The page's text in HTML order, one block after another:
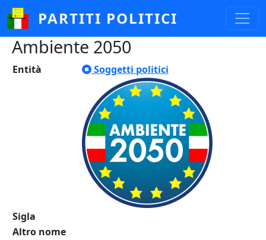
Salta al contenuto principale
PARTITI POLITICI
Ambiente 2050
Entità Soggetti politici
Sigla
Altro nome